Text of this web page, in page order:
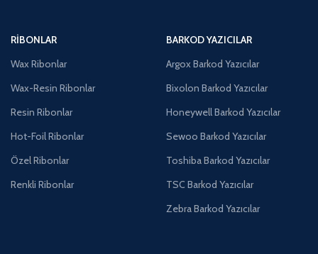
RIBONLAR
Wax Ribonlar
Wax-Resin Ribonlar
Resin Ribonlar
Hot-Foil Ribonlar
Özel Ribonlar
Renkli Ribonlar
BARKOD YAZICILAR
Argox Barkod Yazıcılar
Bixolon Barkod Yazıcılar
Honeywell Barkod Yazıcılar
Sewoo Barkod Yazıcılar
Toshiba Barkod Yazıcılar
TSC Barkod Yazıcılar
Zebra Barkod Yazıcılar